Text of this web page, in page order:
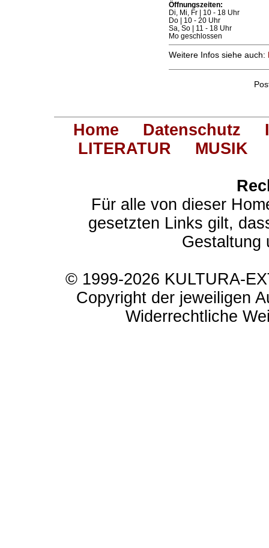
Öffnungszeiten:
Di, Mi, Fr | 10 - 18 Uhr
Do | 10 - 20 Uhr
Sa, So | 11 - 18 Uhr
Mo geschlossen
Weitere Infos siehe auch:
Home Datenschutz
LITERATUR
MUSIK
Für alle von dieser
gesetzten Links gilt,
Gestaltung
© 1999-2026 KULTURA-
Copyright der jeweiligen
Widerrechtliche